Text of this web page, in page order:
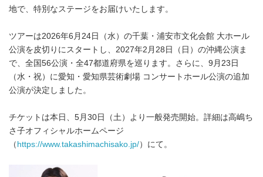
地で、特別なステージをお届けいたします。
ツアーは2026年6月24日（水）の千葉・浦安市文化会館 大ホール
公演を皮切りにスタートし、2027年2月28日（日）の沖縄公演ま
で、全国56公演・全47都道府県を巡ります。さらに、9月23日
（水・祝）に愛知・愛知県芸術劇場 コンサートホール公演の追加
公演が決定しました。
チケットは本日、5月30日（土）より一般発売開始。詳細は高嶋ち
さ子オフィシャルホームページ
（ https://www.takashimachisako.jp/）にて。